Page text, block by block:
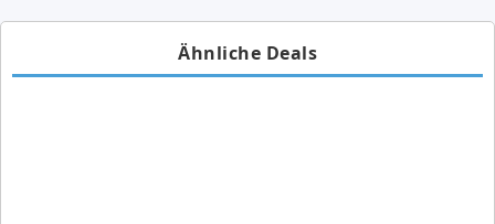
Ähnliche Deals